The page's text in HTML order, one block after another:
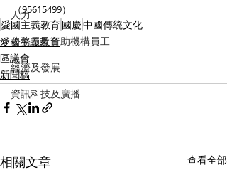
人力
公務員及資助機構員工
經濟及發展
資訊科技及廣播
（95615499）
愛國主義教育國慶中國傳統文化
愛國主義教育
區議會
新聞稿
相關文章 查看全部